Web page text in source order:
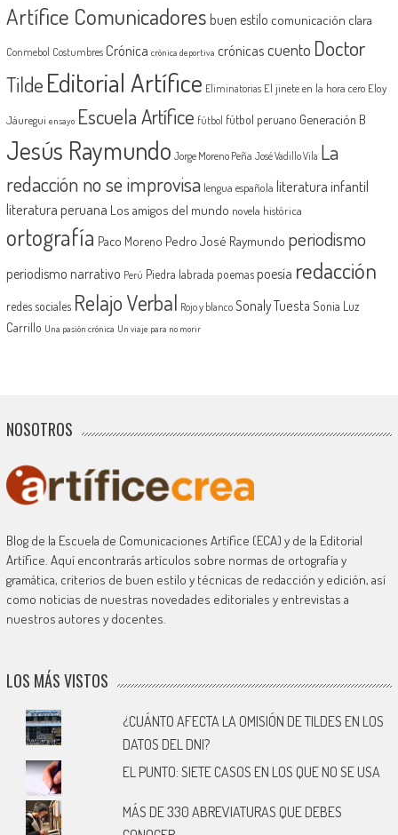
Artífice Comunicadores buen estilo comunicación clara
Conmebol Costumbres Crónica crónica deportiva crónicascuento Doctor
Tilde Editorial Artífice Eliminatorias El jinete en la hora cero Eloy
Jáuregui ensayo Escuela Artífice fútbol fútbol peruano Generación B
Jesús Raymundo Jorge Moreno Peña José Vadillo Vila La
redacción no se improvisa lengua española literatura infantil
literatura peruana Los amigos del mundo novela histórica
ortografía Paco Moreno Pedro José Raymundo periodismo
periodismo narrativo Perú Piedra labrada poemas poesía redacción
redes sociales Relajo Verbal Rojo y blanco Sonaly Tuesta Sonia Luz
Carrillo Una pasión crónica Un viaje para no morir
NOSOTROS
Blog de la Escuela de Comunicaciones Artífice (ECA) y de la Editorial
Artífice. Aquí encontrarás artículos sobre normas de ortografía y
gramática, criterios de buen estilo y técnicas de redacción y edición, así
como noticias de nuestras novedades editoriales y entrevistas a
nuestros autores y docentes.
LOS MÁS VISTOS
¿CUÁNTO AFECTA LA OMISIÓN DE TILDES EN LOS
DATOS DEL DNI?
EL PUNTO: SIETE CASOS EN LOS QUE NO SE USA
MÁS DE 330 ABREVIATURAS QUE DEBES